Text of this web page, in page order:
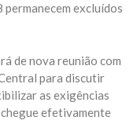
excluídos
de nova reunião com
para discutir
as exigências
efetivamente